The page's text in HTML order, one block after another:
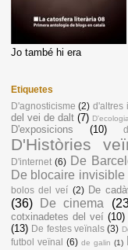
Jo també hi era
Etiquetes
D'agnosticisme (2) d'altres
del vei de dalt (7) D'ecologia
D'exposicions (10)
D'Històries
D'internet (6) De
De blocaire invisible
bolos del veí (2) De
(36)
De cinema
cotxinadetes del veí (10)
(13) De festes veïnals (3)
futbol veïnal (6) de galin (1)